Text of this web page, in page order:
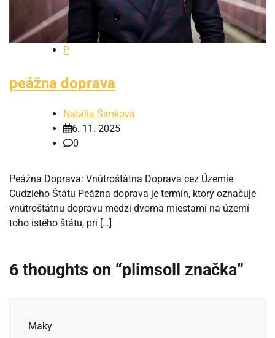
P
peážna doprava
Natália Šimková
6. 11. 2025
0
Peážna Doprava: Vnútroštátna Doprava cez Územie
Cudzieho Štátu Peážna doprava je termín, ktorý označuje
vnútroštátnu dopravu medzi dvoma miestami na území
toho istého štátu, pri […]
6 thoughts on “plimsoll značka”
Maky